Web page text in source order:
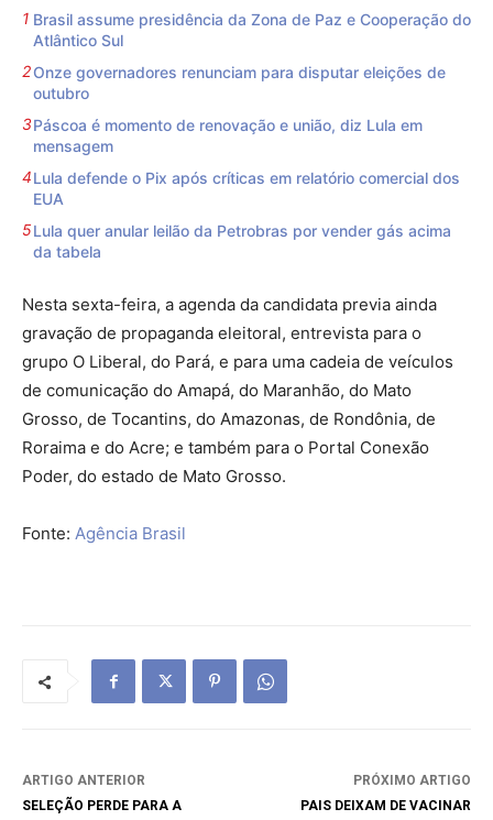
Brasil assume presidência da Zona de Paz e Cooperação do
Atlântico Sul
Onze governadores renunciam para disputar eleições de
outubro
Páscoa é momento de renovação e união, diz Lula em
mensagem
Lula defende o Pix após críticas em relatório comercial dos
EUA
Lula quer anular leilão da Petrobras por vender gás acima
da tabela
Nesta sexta-feira, a agenda da candidata previa ainda
gravação de propaganda eleitoral, entrevista para o
grupo O Liberal, do Pará, e para uma cadeia de veículos
de comunicação do Amapá, do Maranhão, do Mato
Grosso, de Tocantins, do Amazonas, de Rondônia, de
Roraima e do Acre; e também para o Portal Conexão
Poder, do estado de Mato Grosso.
Fonte: Agência Brasil
ARTIGO ANTERIOR
SELEÇÃO PERDE PARA A
PRÓXIMO ARTIGO
PAIS DEIXAM DE VACINAR